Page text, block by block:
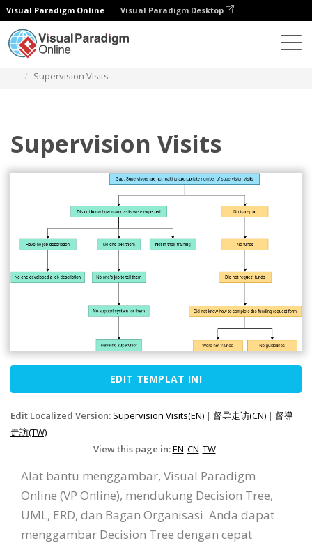
Visual Paradigm Online Visual Paradigm Desktop
Supervision Visits
Supervision Visits
EDIT TEMPLAT INI
Edit Localized Version: Supervision Visits(EN) | 督导走访(CN) | 督導
走訪(TW)
View this page in:EN CN TW
Alat bantu menggambar, Visual Paradigm
Online (VP Online), mendukung Decision Tree,
UML, ERD, dan Bagan Organisasi. Anda dapat
menggambar Decision Tree dengan cepat